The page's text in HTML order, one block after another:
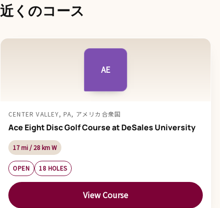
近くのコース
AE
CENTER VALLEY, PA, アメリカ合衆国
Ace Eight Disc Golf Course at DeSales University
17 mi / 28 km W
OPEN 18 HOLES
View Course